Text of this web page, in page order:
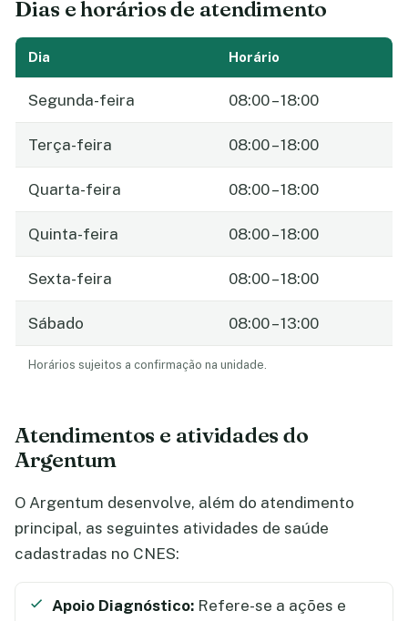
Dias e horários de atendimento
Dia Horário
Segunda-feira 08:00 – 18:00
Terça-feira 08:00 – 18:00
Quarta-feira 08:00 – 18:00
Quinta-feira 08:00 – 18:00
Sexta-feira 08:00 – 18:00
Sábado 08:00 – 13:00
Horários sujeitos a confirmação na unidade.
Atendimentos e atividades do
Argentum
O Argentum desenvolve, além do atendimento
principal, as seguintes atividades de saúde
cadastradas no CNES:
Apoio Diagnóstico: Refere-se a ações e